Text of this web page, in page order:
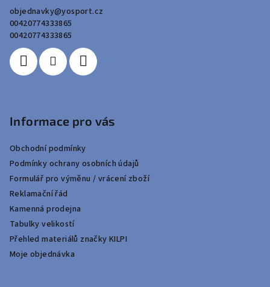
objednavky@yosport.cz
00420774333865
00420774333865
Informace pro vás
Obchodní podmínky
Podmínky ochrany osobních údajů
Formulář pro výměnu / vrácení zboží
Reklamační řád
Kamenná prodejna
Tabulky velikostí
Přehled materiálů značky KILPI
Moje objednávka